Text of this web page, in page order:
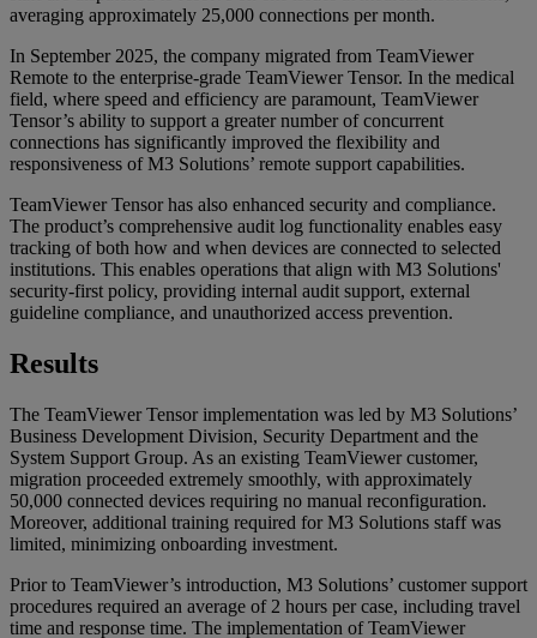
averaging approximately 25,000 connections per month.
In September 2025, the company migrated from TeamViewer
Remote to the enterprise-grade TeamViewer Tensor. In the medical
field, where speed and efficiency are paramount, TeamViewer
Tensor’s ability to support a greater number of concurrent
connections has significantly improved the flexibility and
responsiveness of M3 Solutions’ remote support capabilities.
TeamViewer Tensor has also enhanced security and compliance.
The product’s comprehensive audit log functionality enables easy
tracking of both how and when devices are connected to selected
institutions. This enables operations that align with M3 Solutions'
security-first policy, providing internal audit support, external
guideline compliance, and unauthorized access prevention.
Results
The TeamViewer Tensor implementation was led by M3 Solutions’
Business Development Division, Security Department and the
System Support Group. As an existing TeamViewer customer,
migration proceeded extremely smoothly, with approximately
50,000 connected devices requiring no manual reconfiguration.
Moreover, additional training required for M3 Solutions staff was
limited, minimizing onboarding investment.
Prior to TeamViewer’s introduction, M3 Solutions’ customer support
procedures required an average of 2 hours per case, including travel
time and response time. The implementation of TeamViewer